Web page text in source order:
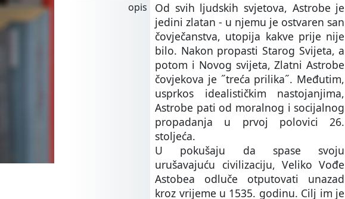
opis
Od svih ljudskih svjetova, Astrobe je
jedini zlatan - u njemu je ostvaren san
čovječanstva, utopija kakve prije nije
bilo. Nakon propasti Starog Svijeta, a
potom i Novog svijeta, Zlatni Astrobe
čovjekova je ˝treća prilika˝. Međutim,
usprkos idealističkim nastojanjima,
Astrobe pati od moralnog i socijalnog
propadanja u prvoj polovici 26.
stoljeća.
U pokušaju da spase svoju
urušavajuću civilizaciju, Veliko Vođe
Astobea odluče otputovati unazad
kroz vrijeme u 1535. godinu. Cilj im je